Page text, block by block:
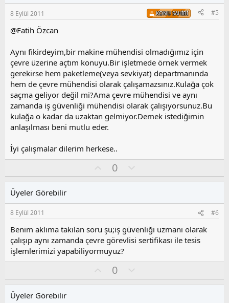
s
u
y
l
a
8 Eylül 2011 KONU SAHIBI #5
@Fatih Özcan
Aynı fikirdeyim,bir makine mühendisi olmadığımız için
çevre üzerine açtım konuyu.Bir işletmede örnek vermek
gerekirse hem paketleme(veya sevkiyat) departmanında
hem de çevre mühendisi olarak çalışamazsınız.Kulağa çok
saçma geliyor değil mi?Ama çevre mühendisi ve aynı
zamanda iş güvenliği mühendisi olarak çalışıyorsunuz.Bu
kulağa o kadar da uzaktan gelmiyor.Demek istediğimin
anlaşılması beni mutlu eder.
İyi çalışmalar dilerim herkese..
y
0
l
s
u
z
o
l
Üyeler Görebilir
8 Eylül 2011 #6
Benim aklıma takılan soru şu;iş güvenliği uzmanı olarak
çalışıp aynı zamanda çevre görevlisi sertifikası ile tesis
işlemlerimizi yapabiliyormuyuz?
y
0
l
Üyeler Görebilir